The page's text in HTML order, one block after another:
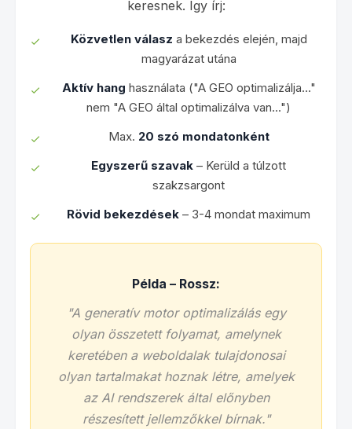
keresnek. Így írj:
Közvetlen válasz a bekezdés elején, majd
magyarázat utána
Aktív hang használata ("A GEO optimalizálja..."
nem "A GEO által optimalizálva van...")
Max. 20 szó mondatonként
Egyszerű szavak – Kerüld a túlzott
szakzsargont
Rövid bekezdések – 3-4 mondat maximum
Példa – Rossz:
"A generatív motor optimalizálás egy
olyan összetett folyamat, amelynek
keretében a weboldalak tulajdonosai
olyan tartalmakat hoznak létre, amelyek
az AI rendszerek által előnyben
részesített jellemzőkkel bírnak."